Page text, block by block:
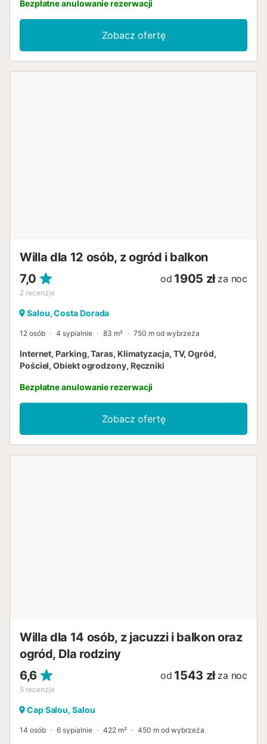
Bezpłatne anulowanie rezerwacji
Zobacz ofertę
Willa dla 12 osób, z ogród i balkon
7,0
2 recenzje
od 1905 zł za noc
Salou, Costa Dorada
12 osób 4 sypialnie 83 m² 750 m od wybrzeża
Internet, Parking, Taras, Klimatyzacja, TV, Ogród,
Pościel, Obiekt ogrodzony, Ręczniki
Bezpłatne anulowanie rezerwacji
Zobacz ofertę
Willa dla 14 osób, z jacuzzi i balkon oraz
ogród, Dla rodziny
6,6
5 recenzje
od 1543 zł za noc
Cap Salou, Salou
14 osób 6 sypialnie 422 m² 450 m od wybrzeża